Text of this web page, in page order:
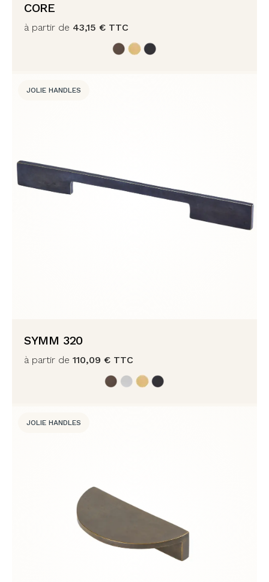
CORE
à partir de 43,15 € TTC
JOLIE HANDLES
SYMM 320
à partir de 110,09 € TTC
JOLIE HANDLES